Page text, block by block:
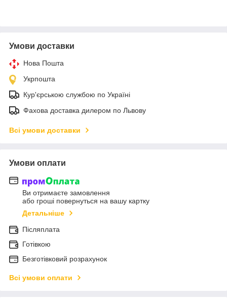
Умови доставки
Нова Пошта
Укрпошта
Кур'єрською службою по Україні
Фахова доставка дилером по Львову
Всі умови доставки
Умови оплати
Ви отримаєте замовлення
або гроші повернуться на вашу картку
Детальніше
Післяплата
Готівкою
Безготівковий розрахунок
Всі умови оплати